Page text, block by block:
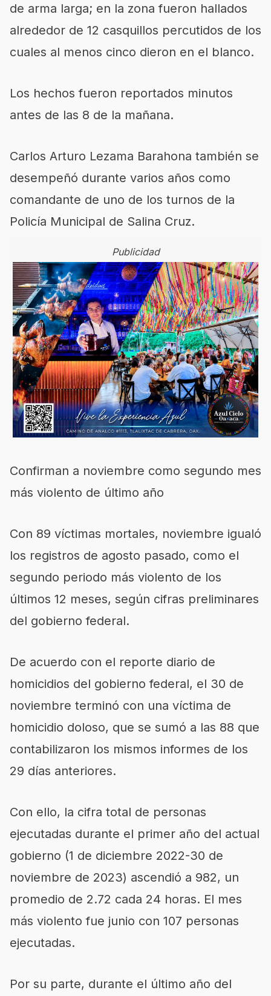
de arma larga; en la zona fueron hallados
alrededor de 12 casquillos percutidos de los
cuales al menos cinco dieron en el blanco.
Los hechos fueron reportados minutos
antes de las 8 de la mañana.
Carlos Arturo Lezama Barahona también se
desempeñó durante varios años como
comandante de uno de los turnos de la
Policía Municipal de Salina Cruz.
Publicidad
Confirman a noviembre como segundo mes
más violento de último año
Con 89 víctimas mortales, noviembre igualó
los registros de agosto pasado, como el
segundo periodo más violento de los
últimos 12 meses, según cifras preliminares
del gobierno federal.
De acuerdo con el reporte diario de
homicidios del gobierno federal, el 30 de
noviembre terminó con una víctima de
homicidio doloso, que se sumó a las 88 que
contabilizaron los mismos informes de los
29 días anteriores.
Con ello, la cifra total de personas
ejecutadas durante el primer año del actual
gobierno (1 de diciembre 2022-30 de
noviembre de 2023) ascendió a 982, un
promedio de 2.72 cada 24 horas. El mes
más violento fue junio con 107 personas
ejecutadas.
Por su parte, durante el último año del